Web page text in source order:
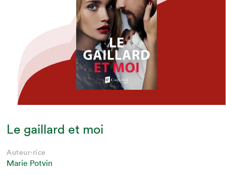
Le gaillard et moi
Auteur·rice
Marie Potvin